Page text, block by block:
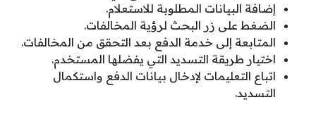
إضافة البيانات المطلوبة للاستعلام.
الضغط على زر البحث لرؤية المخالفات.
المتابعة إلى خدمة الدفع بعد التحقق من المخالفات.
اختيار طريقة التسديد التي يفضلها المستخدم.
اتباع التعليمات لإدخال بيانات الدفع واستكمال
التسديد.